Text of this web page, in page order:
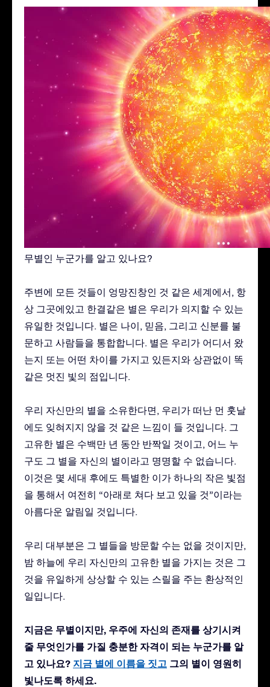
무별인 누군가를 알고 있나요?
주변에 모든 것들이 엉망진창인 것 같은 세계에서, 항
상 그곳에있고 한결같은 별은 우리가 의지할 수 있는
유일한 것입니다. 별은 나이, 믿음, 그리고 신분를 불
문하고 사람들을 통합합니다. 별은 우리가 어디서 왔
는지 또는 어떤 차이를 가지고 있든지와 상관없이 똑
같은 멋진 빛의 점입니다.
우리 자신만의 별을 소유한다면, 우리가 떠난 먼 훗날
에도 잊혀지지 않을 것 같은 느낌이 들 것입니다. 그
고유한 별은 수백만 년 동안 반짝일 것이고, 어느 누
구도 그 별을 자신의 별이라고 명명할 수 없습니다.
이것은 몇 세대 후에도 특별한 이가 하나의 작은 빛점
을 통해서 여전히 “아래로 쳐다 보고 있을 것”이라는
아름다운 알림일 것입니다.
우리 대부분은 그 별들을 방문할 수는 없을 것이지만,
밤 하늘에 우리 자신만의 고유한 별을 가지는 것은 그
것을 유일하게 상상할 수 있는 스릴을 주는 환상적인
일입니다.
지금은 무별이지만, 우주에 자신의 존재를 상기시켜
줄 무엇인가를 가질 충분한 자격이 되는 누군가를 알
고 있나요? 지금 별에 이름을 짓고 그의 별이 영원히
빛나도록 하세요.